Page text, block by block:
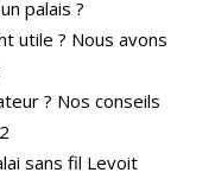
palais ?
utile ? Nous avons
? Nos conseils
sans fil Levoit